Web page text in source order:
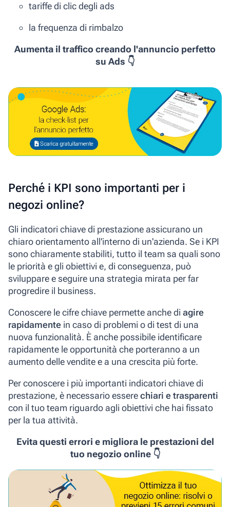
tariffe di clic degli ads
la frequenza di rimbalzo
Aumenta il traffico creando l'annuncio perfetto
su Ads 👇
Perché i KPI sono importanti per i
negozi online?
Gli indicatori chiave di prestazione assicurano un
chiaro orientamento all'interno di un'azienda. Se i KPI
sono chiaramente stabiliti, tutto il team sa quali sono
le priorità e gli obiettivi e, di conseguenza, può
sviluppare e seguire una strategia mirata per far
progredire il business.
Conoscere le cifre chiave permette anche di agire
rapidamente in caso di problemi o di test di una
nuova funzionalità. È anche possibile identificare
rapidamente le opportunità che porteranno a un
aumento delle vendite e a una crescita più forte.
Per conoscere i più importanti indicatori chiave di
prestazione, è necessario esserechiari e trasparenti
con il tuo team riguardo agli obiettivi che hai fissato
per la tua attività.
Evita questi errori e migliora le prestazioni del
tuo negozio online 👇